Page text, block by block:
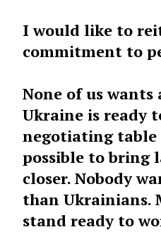
I would like to
commitment to
None of us wants
Ukraine is ready
negotiating table
possible to bring
closer. Nobody
than Ukrainians.
stand ready to